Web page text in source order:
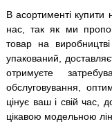
В асортименті купити
нас, так як ми
товар на
упакований,
отримуєте
обслуговування,
цінує ваш і свій час,
цікавою модельною